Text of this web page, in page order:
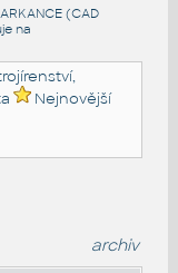
(CAD
na
Nejnovější
archiv